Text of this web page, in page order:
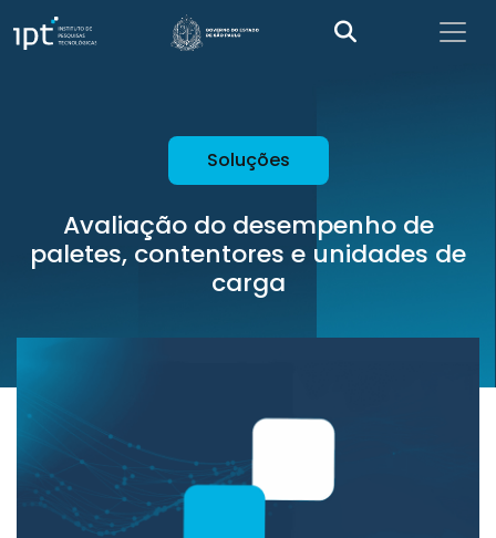
Soluções
Avaliação do desempenho de
paletes, contentores e unidades de
carga